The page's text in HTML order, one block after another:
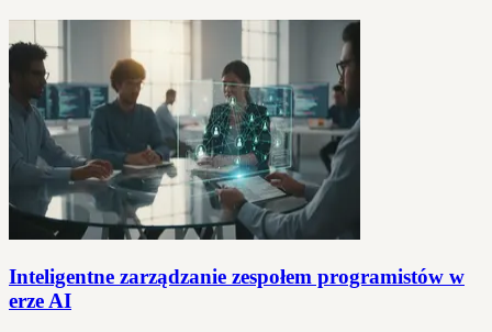
Inteligentne zarządzanie zespołem programistów w
erze AI